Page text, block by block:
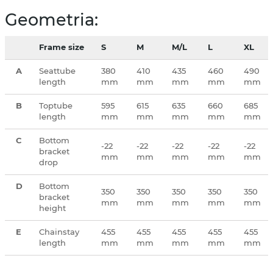
Geometria:
Frame size S M M/L L XL
A
Seattube
length
380
mm
410
mm
435
mm
460
mm
490
mm
B
Toptube
length
595
mm
615
mm
635
mm
660
mm
685
mm
C
Bottom
bracket
drop
-22
mm
-22
mm
-22
mm
-22
mm
-22
mm
D
Bottom
bracket
height
350
mm
350
mm
350
mm
350
mm
350
mm
E
Chainstay
length
455
mm
455
mm
455
mm
455
mm
455
mm